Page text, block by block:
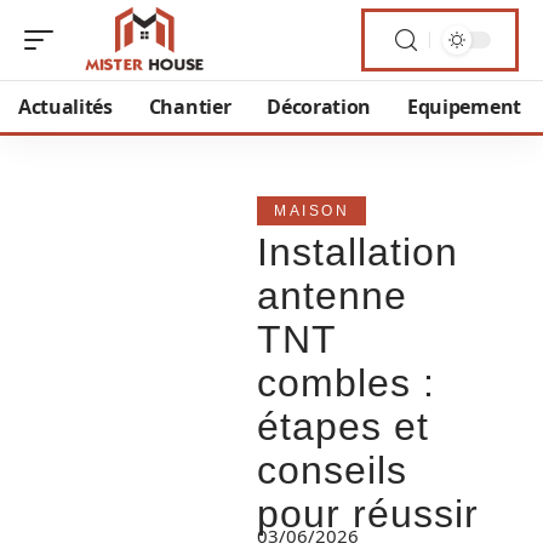
Actualités Chantier Décoration Equipement
MAISON
Installation
antenne
TNT
combles :
étapes et
conseils
pour réussir
03/06/2026